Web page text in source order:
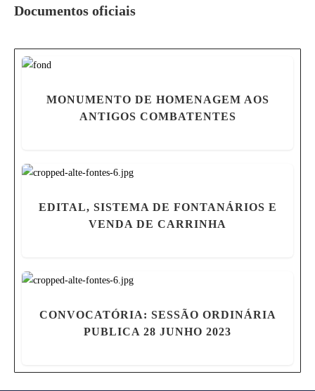
Documentos oficiais
MONUMENTO DE HOMENAGEM AOS
ANTIGOS COMBATENTES
EDITAL, SISTEMA DE FONTANÁRIOS E
VENDA DE CARRINHA
CONVOCATÓRIA: SESSÃO ORDINÁRIA
PUBLICA 28 JUNHO 2023